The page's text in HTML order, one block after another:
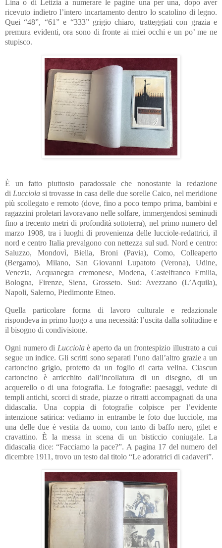
Lina o di Letizia a numerare le pagine una per una, dopo aver
ricevuto indietro l’intero incartamento dentro lo scatolino di legno.
Quei “48”, “61” e “333” grigio chiaro, tratteggiati con grazia e
premura evidenti, ora sono di fronte ai miei occhi e un po’ me ne
stupisco.
È un fatto piuttosto paradossale che nonostante la redazione
di Lucciola si trovasse in casa delle due sorelle Caico, nel meridione
più scollegato e remoto (dove, fino a poco tempo prima, bambini e
ragazzini proletari lavoravano nelle solfare, immergendosi seminudi
fino a trecento metri di profondità sottoterra), nel primo numero del
marzo 1908, tra i luoghi di provenienza delle lucciole-redattrici, il
nord e centro Italia prevalgono con nettezza sul sud. Nord e centro:
Saluzzo, Mondovì, Biella, Broni (Pavia), Como, Colleaperto
(Bergamo), Milano, San Giovanni Lupatoto (Verona), Udine,
Venezia, Acquanegra cremonese, Modena, Castelfranco Emilia,
Bologna, Firenze, Siena, Grosseto. Sud: Avezzano (L’Aquila),
Napoli, Salerno, Piedimonte Etneo.
Quella particolare forma di lavoro culturale e redazionale
rispondeva in primo luogo a una necessità: l’uscita dalla solitudine e
il bisogno di condivisione.
Ogni numero di Lucciolaè aperto da un frontespizio illustrato a cui
segue un indice. Gli scritti sono separati l’uno dall’altro grazie a un
cartoncino grigio, protetto da un foglio di carta velina. Ciascun
cartoncino è arricchito dall’incollatura di un disegno, di un
acquerello o di una fotografia. Le fotografie: paesaggi, vedute di
templi antichi, scorci di strade, piazze o ritratti accompagnati da una
didascalia. Una coppia di fotografie colpisce per l’evidente
intenzione satirica: vediamo in entrambe le foto due lucciole, ma
una delle due è vestita da uomo, con tanto di baffo nero, gilet e
cravattino. È la messa in scena di un bisticcio coniugale. La
didascalia dice: “Facciamo la pace?”. A pagina 17 del numero del
dicembre 1911, trovo un testo dal titolo “Le adoratrici di cadaveri”.